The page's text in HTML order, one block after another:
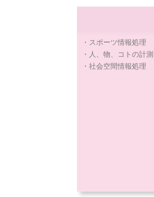
・スポーツ情報処理
・人、物、コトの計測
・社会空間情報処理